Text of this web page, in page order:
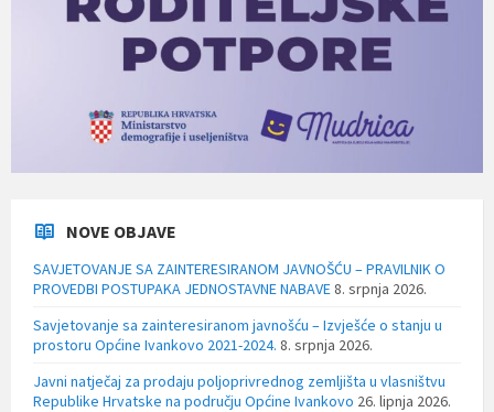
NOVE OBJAVE
SAVJETOVANJE SA ZAINTERESIRANOM JAVNOŠĆU – PRAVILNIK O
PROVEDBI POSTUPAKA JEDNOSTAVNE NABAVE8. srpnja 2026.
Savjetovanje sa zainteresiranom javnošću – Izvješće o stanju u
prostoru Općine Ivankovo 2021-2024. 8. srpnja 2026.
Javni natječaj za prodaju poljoprivrednog zemljišta u vlasništvu
Republike Hrvatske na području Općine Ivankovo 26. lipnja 2026.